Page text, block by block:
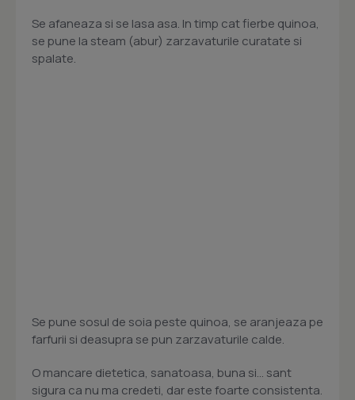
Se afaneaza si se lasa asa. In timp cat fierbe quinoa,
se pune la steam (abur) zarzavaturile curatate si
spalate.
Se pune sosul de soia peste quinoa, se aranjeaza pe
farfurii si deasupra se pun zarzavaturile calde.
O mancare dietetica, sanatoasa, buna si... sant
sigura ca nu ma credeti, dar este foarte consistenta.